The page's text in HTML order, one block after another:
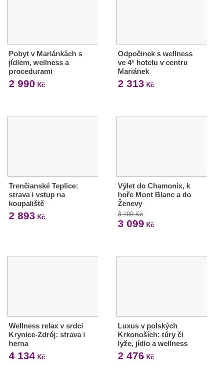
Pobyt v Mariánkách s
jídlem, wellness a
procedurami
2 990 Kč
Odpočinek s wellness
ve 4* hotelu v centru
Mariánek
2 313 Kč
Trenčianské Teplice:
strava i vstup na
koupaliště
2 893 Kč
Výlet do Chamonix, k
hoře Mont Blanc a do
Ženevy
3 199 Kč
3 099 Kč
Wellness relax v srdci
Krynice-Zdrój: strava i
herna
4 134 Kč
Luxus v polských
Krkonoších: túry či
lyže, jídlo a wellness
2 476 Kč